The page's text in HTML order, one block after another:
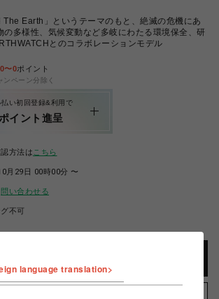
The Earth」というテーマのもと、絶滅の危機にあ
の多様性、気候変動など多岐にわたる環境保全、研
とのコラボレーションモデル
0〜0ポイント
ペーン分除く
い初回登録&利用で
イント進呈
方法は こちら
月29日 00時00分 〜
問い合わせる
不可
language translation>